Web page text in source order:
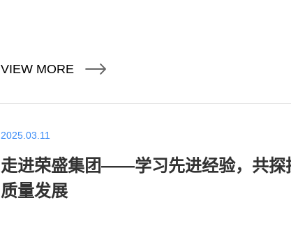
VIEW MORE
2025.03.11
走进荣盛集团——学习先进经验，共探
质量发展